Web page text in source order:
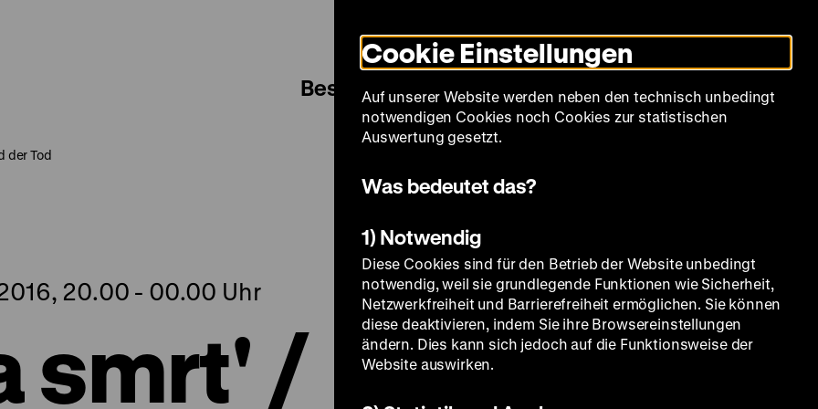
Modus
umschalten
Sprache
Besuch Spielplan Filmreihen Über uns
der Tod
20.00 - 00.00 Uhr
smrt' /
Cookie Einstellungen
Auf unserer Website werden neben den technisch unbedingt
notwendigen Cookies noch Cookies zur statistischen
Auswertung gesetzt.
Was bedeutet das?
1) Notwendig
Diese Cookies sind für den Betrieb der Website unbedingt
notwendig, weil sie grundlegende Funktionen wie Sicherheit,
Netzwerkfreiheit und Barrierefreiheit ermöglichen. Sie können
diese deaktivieren, indem Sie ihre Browsereinstellungen
ändern. Dies kann sich jedoch auf die Funktionsweise der
Website auswirken.